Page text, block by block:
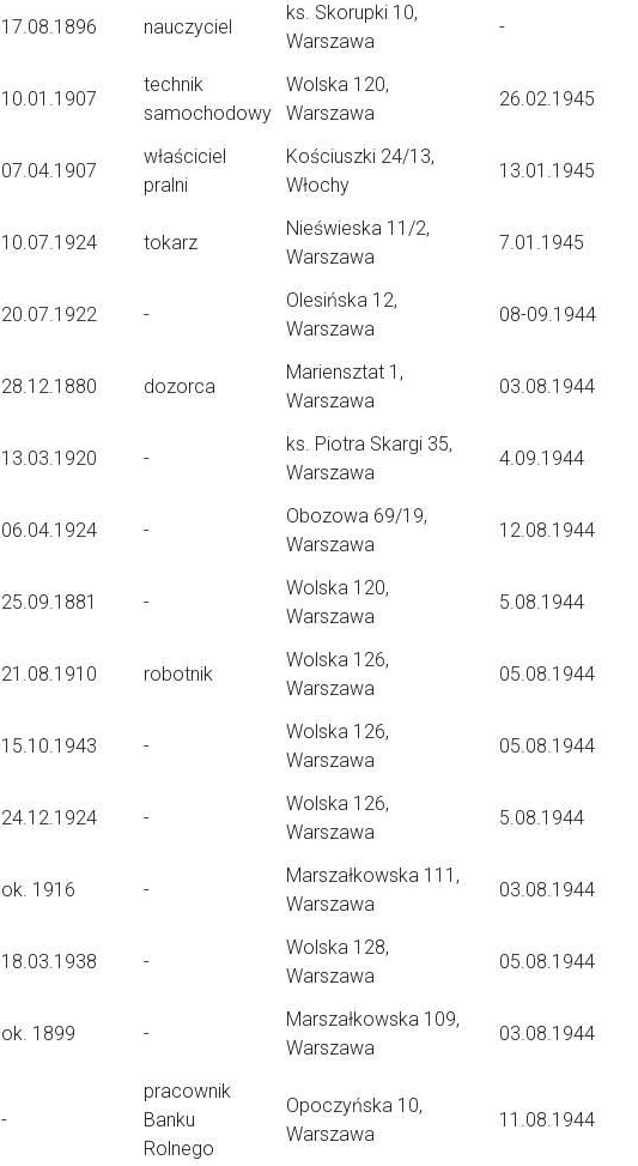
17.08.1896 nauczyciel
ks. Skorupki 10,
Warszawa
-
10.01.1907
technik
samochodowy
Wolska 120,
Warszawa
26.02.1945
07.04.1907
właściciel
pralni
Kościuszki 24/13,
Włochy
13.01.1945
10.07.1924 tokarz
Nieświeska 11/2,
Warszawa
7.01.1945
20.07.1922 -
Olesińska 12,
Warszawa
08-09.1944
28.12.1880 dozorca
Mariensztat 1,
Warszawa
03.08.1944
13.03.1920 -
ks. Piotra Skargi 35,
Warszawa
4.09.1944
06.04.1924 -
Obozowa 69/19,
Warszawa
12.08.1944
25.09.1881 -
Wolska 120,
Warszawa
5.08.1944
21.08.1910 robotnik
Wolska 126,
Warszawa
05.08.1944
15.10.1943 -
Wolska 126,
Warszawa
05.08.1944
24.12.1924 -
Wolska 126,
Warszawa
5.08.1944
ok. 1916 -
Marszałkowska 111,
Warszawa
03.08.1944
18.03.1938 -
Wolska 128,
Warszawa
05.08.1944
ok. 1899 -
Marszałkowska 109,
Warszawa
03.08.1944
-
pracownik
Banku
Rolnego
Opoczyńska 10,
Warszawa
11.08.1944